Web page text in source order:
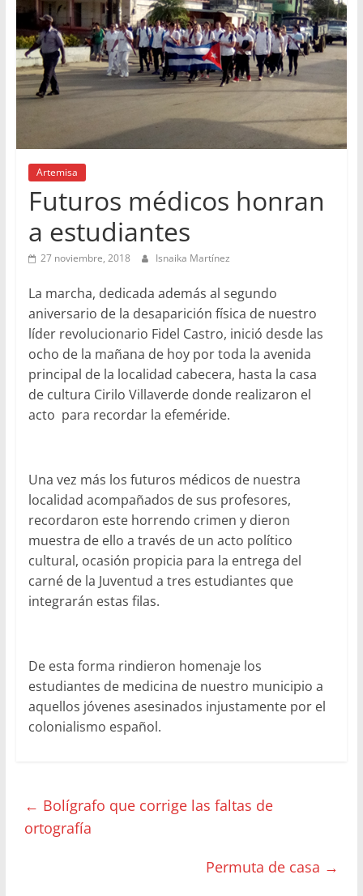
Artemisa
Futuros médicos honran
a estudiantes
27 noviembre, 2018 Isnaika Martínez
La marcha, dedicada además al segundo
aniversario de la desaparición física de nuestro
líder revolucionario Fidel Castro, inició desde las
ocho de la mañana de hoy por toda la avenida
principal de la localidad cabecera, hasta la casa
de cultura Cirilo Villaverde donde realizaron el
acto para recordar la efeméride.
Una vez más los futuros médicos de nuestra
localidad acompañados de sus profesores,
recordaron este horrendo crimen y dieron
muestra de ello a través de un acto político
cultural, ocasión propicia para la entrega del
carné de la Juventud a tres estudiantes que
integrarán estas filas.
De esta forma rindieron homenaje los
estudiantes de medicina de nuestro municipio a
aquellos jóvenes asesinados injustamente por el
colonialismo español.
← Bolígrafo que corrige las faltas de
ortografía
Permuta de casa →